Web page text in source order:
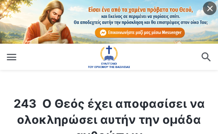
243 Ο Θεός έχει αποφασίσει να
ολοκληρώσει αυτήν την ομάδα